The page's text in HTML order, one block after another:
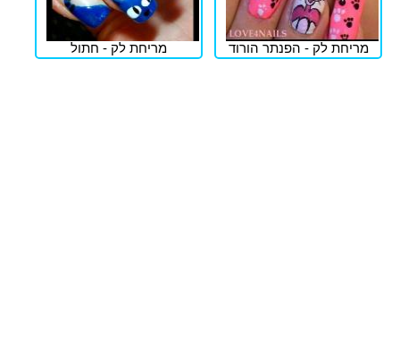
מריחת לק - הפנתר הורוד מריחת לק - חתול